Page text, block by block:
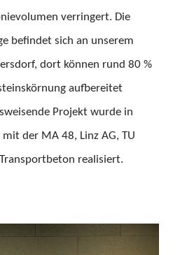
verringert. Die
befindet sich an unserem
dort können rund 80 %
aufbereitet
Projekt wurde in
der MA 48, Linz AG, TU
realisiert.